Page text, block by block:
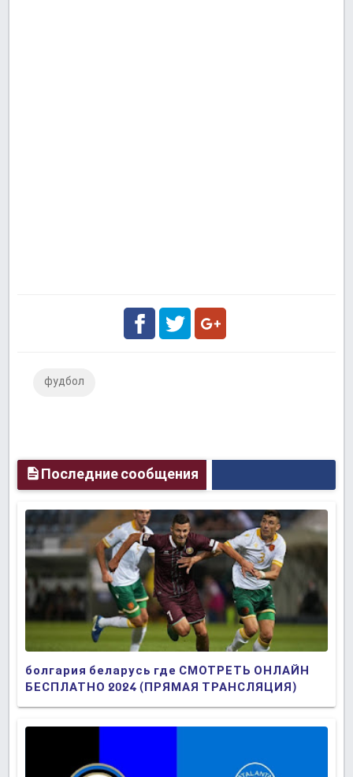
фудбол
Последние сообщения
болгария беларусь где СМОТРЕТЬ ОНЛАЙН
БЕСПЛАТНО 2024 (ПРЯМАЯ ТРАНСЛЯЦИЯ)